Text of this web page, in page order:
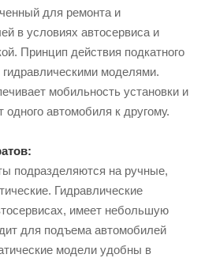
для ремонта и
в условиях автосервиса и
Принцип действия подкатного
моделями.
мобильность установки и
автомобиля к другому.
подразделяются на ручные,
Гидравлические
имеет небольшую
для подъема автомобилей
модели удобны в